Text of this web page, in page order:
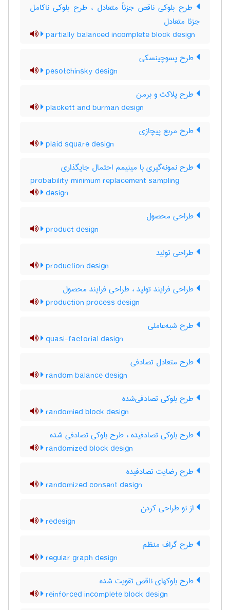
طرح بلوکی ناقص جزئاً متعادل ، طرح بلوکی ناکامل
جزئا متعادل
partially balanced incomplete block design
طرح پسوچینسکی
pesotchinsky design
طرح پلاکت و برمن
plackett and burman design
طرح مربع پیچازی
plaid square design
طرح نمونه‌گیری با مینیمم احتمال جایگذاری
probability minimum replacement sampling
design
طراحی محصول
product design
طراحی تولید
production design
طراحی فرایند تولید ، طراحی فرایند محصول
production process design
طرح شبه‌عاملی
quasi-factorial design
طرح متعادل تصادفی
random balance design
طرح بلوکی تصادفی‌شده
randomied block design
طرح بلوکی تصادفیده ، طرح بلوکی تصادفی شده
randomized block design
طرح رضایت تصادفیده
randomized consent design
از نو طراحی کردن
redesign
طرح گراف منظم
regular graph design
طرح بلوکهای ناقص تقویت شده
reinforced incomplete block design